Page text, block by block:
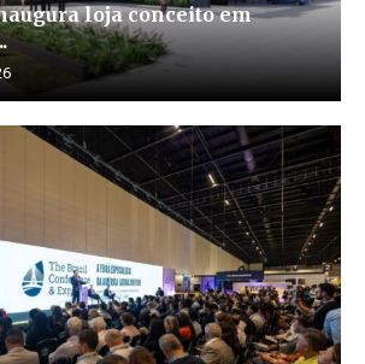
loja conceito em